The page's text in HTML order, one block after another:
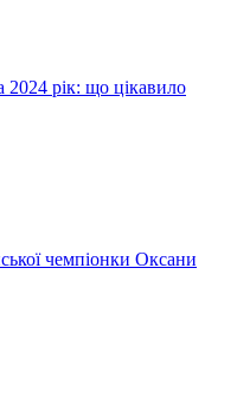
2024 рік: що цікавило
чемпіонки Оксани